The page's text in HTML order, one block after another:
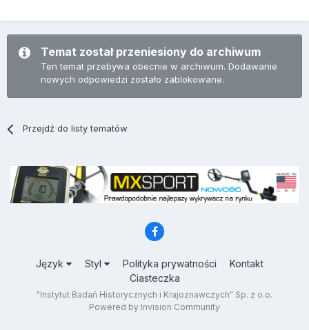
Temat został przeniesiony do archiwum
Ten temat przebywa obecnie w archiwum. Dodawanie
nowych odpowiedzi zostało zablokowane.
Przejdź do listy tematów
Język Styl Polityka prywatności
Kontakt
Ciasteczka
"Instytut Badań Historycznych i Krajoznawczych" Sp. z o.o.
Powered by Invision Community